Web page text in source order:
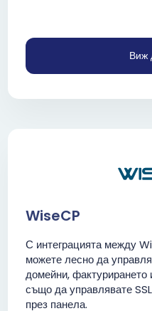
Виж
WiseCP
С интеграцията между
можете лесно да
домейни,
също да управлявате
през панела.